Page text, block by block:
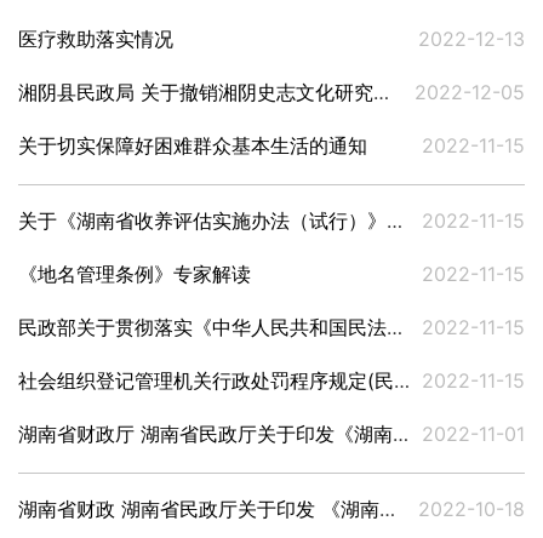
医疗救助落实情况 2022-12-13
湘阴县民政局 关于撤销湘阴史志文化研究会等90家社会组织的事先告知书 湘阴民政发〔2022〕47号 2022-12-05
关于切实保障好困难群众基本生活的通知 2022-11-15
关于《湖南省收养评估实施办法（试行）》政策解读 2022-11-15
《地名管理条例》专家解读 2022-11-15
民政部关于贯彻落实《中华人民共和国民法典》中有关婚姻登记规定的通知 2022-11-15
社会组织登记管理机关行政处罚程序规定(民政部令第68号) 2022-11-15
湖南省财政厅 湖南省民政厅关于印发《湖南省困难群众救助补助管理办法》的通知 湘财社（2022）30号 2022-11-01
湖南省财政 湖南省民政厅关于印发 《湖南省困难群众救助补助资金 管理办法》的通知 湘财社（2022）30号 2022-10-18